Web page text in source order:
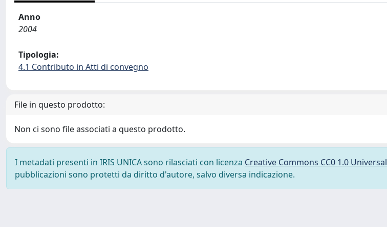
Anno
2004
Tipologia:
4.1 Contributo in Atti di convegno
File in questo prodotto:
Non ci sono file associati a questo prodotto.
I metadati presenti in IRIS UNICA sono rilasciati con licenza Creative Commons CC0 1.0 Universal
pubblicazioni sono protetti da diritto d'autore, salvo diversa indicazione.